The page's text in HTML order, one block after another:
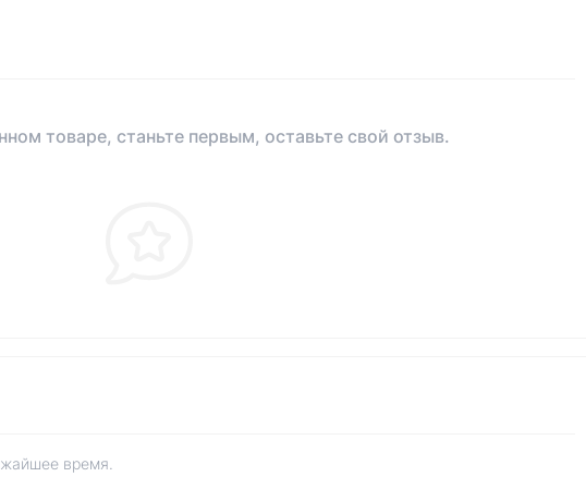
товаре, станьте первым, оставьте свой отзыв.
время.